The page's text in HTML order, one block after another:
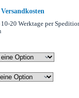
Versandkosten
20 Werktage per